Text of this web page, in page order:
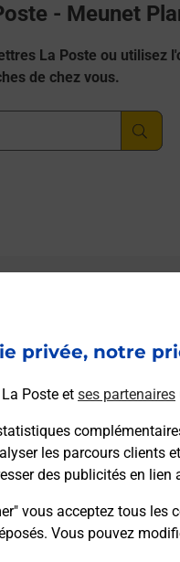
privée, notre
Poste et ses partenaires
les parcours clients
des publicités en lien
vous acceptez tous
Vous pouvez
- Meunet
La Poste ou utilisez
de chez vous.
Poste
samedi à